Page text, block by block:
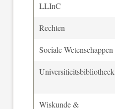
LLInC
Rechten
Sociale Wetenschappen
Universitieitsbibliotheek
Wiskunde &